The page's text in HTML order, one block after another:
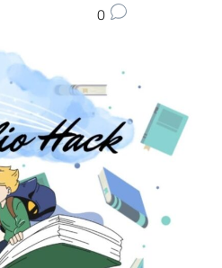
0